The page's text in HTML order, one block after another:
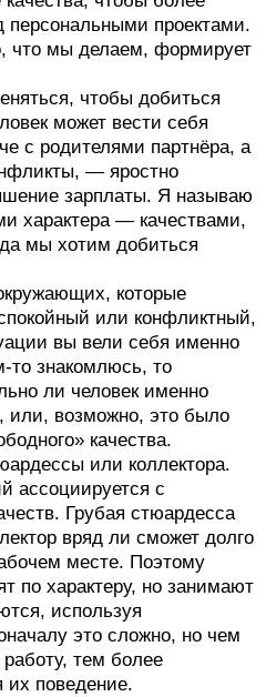
персональными проектами.
что мы делаем, формирует
чтобы добиться
может вести себя
с родителями партнёра, а
— яростно
зарплаты. Я называю
характера — качествами,
мы хотим добиться
которые
или конфликтный,
вы вели себя именно
знакомлюсь, то
ли человек именно
или, возможно, это было
качества.
или коллектора.
ассоциируется с
Грубая стюардесса
вряд ли сможет долго
месте. Поэтому
по характеру, но занимают
используя
это сложно, но чем
тем более
их поведение.